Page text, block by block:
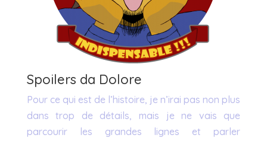
Spoilers da Dolore
Pour ce qui est de l’histoire, je n’irai pas non plus
dans trop de détails, mais je ne vais que
parcourir les grandes lignes et parler